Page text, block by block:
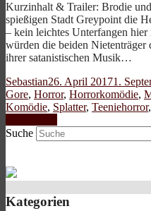
Kurzinhalt & Trailer: Brodie
spießigen Stadt Greypoint die
– kein leichtes Unterfangen
würden die beiden
ihrer satanistischen Musik…
Sebastian26. April 20171.
Gore, Horror, Horrorkomödie,
Komödie, Splatter, Teeniehorror,
Suche
Kategorien